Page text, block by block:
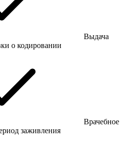
Выдача
о кодировании
Врачебное
заживления